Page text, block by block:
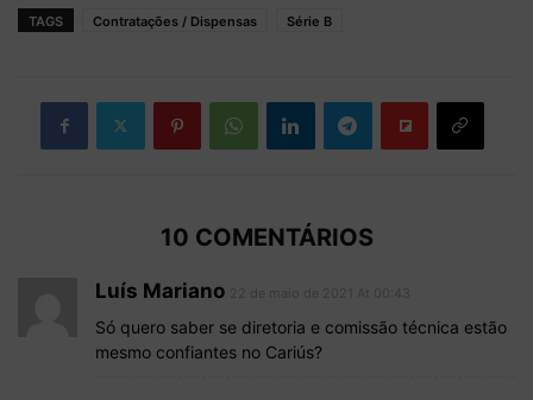
TAGS Contratações / Dispensas Série B
10 COMENTÁRIOS
Luís Mariano
Só quero saber se diretoria e comissão técnica estão
mesmo confiantes no Cariús?